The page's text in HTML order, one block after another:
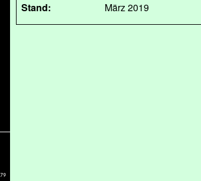
Stand:
März 2019